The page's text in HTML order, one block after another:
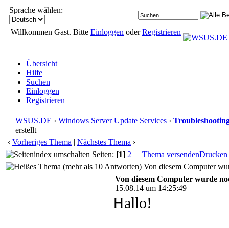
Sprache wählen:
Willkommen Gast. Bitte Einloggen oderRegistrieren
Übersicht
Hilfe
Suchen
Einloggen
Registrieren
WSUS.DE › Windows Server Update Services ›
erstellt
‹ Vorheriges Thema | Nächstes Thema ›
Seiten: [1] 2 Thema versendenDrucken
Von diesem Computer
Von diesem Computer wurde
15.08.14 um 14:25:49
Hallo!